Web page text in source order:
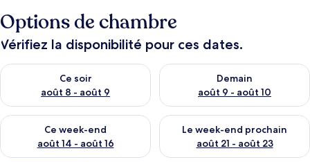
Options de chambre
Vérifiez la disponibilité pour ces dates.
Ce soir
août 8 - août 9
Vérifier la disponibilité pour ce soir août 8 - août 9
Demain
août 9 - août 10
Vérifier la disponibilité pour
Ce week-end
août 14 - août 16
Vérifier la disponibilité pour ce week-end août 14 - août 16
Le week-end prochain
août 21 - août 23
Vérifier la disponibilité pour